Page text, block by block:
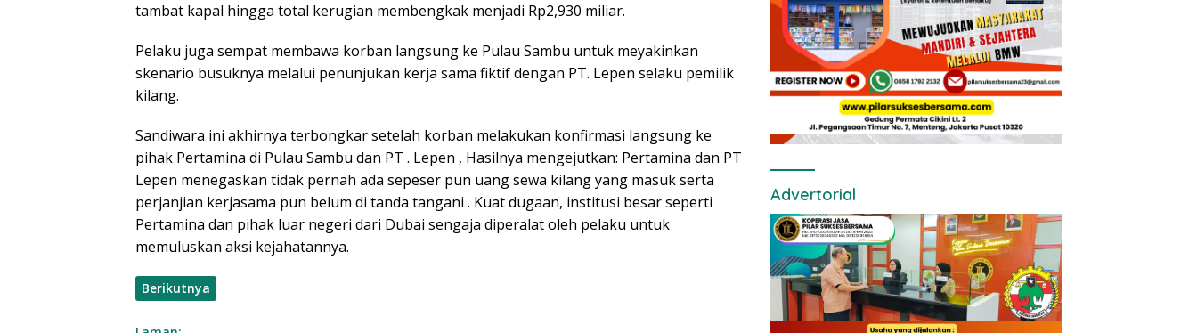
tambat kapal hingga total kerugian membengkak menjadi Rp2,930 miliar.
Pelaku juga sempat membawa korban langsung ke Pulau Sambu untuk meyakinkan
skenario busuknya melalui penunjukan kerja sama fiktif dengan PT. Lepen selaku pemilik
kilang.
Sandiwara ini akhirnya terbongkar setelah korban melakukan konfirmasi langsung ke
pihak Pertamina di Pulau Sambu dan PT . Lepen , Hasilnya mengejutkan: Pertamina dan PT
Lepen menegaskan tidak pernah ada sepeser pun uang sewa kilang yang masuk serta
perjanjian kerjasama pun belum di tanda tangani . Kuat dugaan, institusi besar seperti
Pertamina dan pihak luar negeri dari Dubai sengaja diperalat oleh pelaku untuk
memuluskan aksi kejahatannya.
Berikutnya
Advertorial